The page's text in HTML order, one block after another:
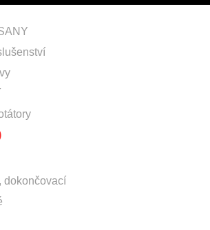
dokončovací